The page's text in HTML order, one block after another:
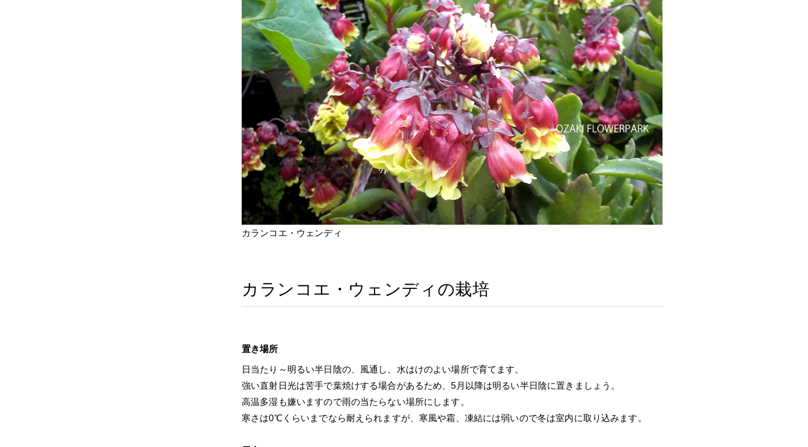
カランコエ・ウェンディ
カランコエ・ウェンディの栽培
置き場所
日当たり～明るい半日陰の、風通し、水はけのよい場所で育てます。
強い直射日光は苦手で葉焼けする場合があるため、5月以降は明るい半日陰に置きましょう。
高温多湿も嫌いますので雨の当たらない場所にします。
寒さは0℃くらいまでなら耐えられますが、寒風や霜、凍結には弱いので冬は室内に取り込みます。